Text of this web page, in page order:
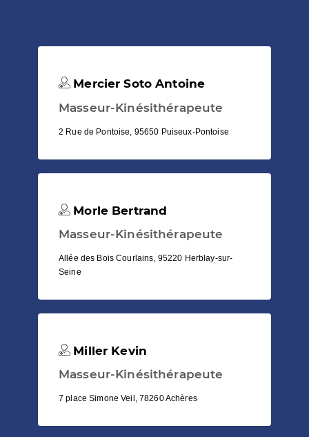
Mercier Soto Antoine
Masseur-Kinésithérapeute
2 Rue de Pontoise, 95650 Puiseux-Pontoise
Morle Bertrand
Masseur-Kinésithérapeute
Allée des Bois Courlains, 95220 Herblay-sur-
Seine
Miller Kevin
Masseur-Kinésithérapeute
7 place Simone Veil, 78260 Achères